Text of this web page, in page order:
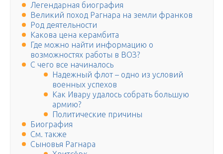
Легендарная биография
Великий поход Рагнара на земли франков
Род деятельности
Какова цена керамбита
Где можно найти информацию о
возможностях работы в ВОЗ?
С чего все начиналось
Надежный флот – одно из условий
военных успехов
Как Ивару удалось собрать большую
армию?
Политические причины
Биография
См. также
Сыновья Рагнара